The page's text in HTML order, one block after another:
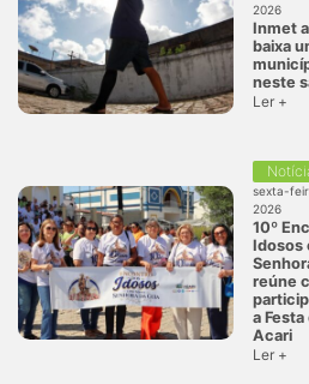
2026
Inmet
baixa
neste
Ler +
sexta-
2026
10º
Idosos
reúne
a
Acari
Ler +